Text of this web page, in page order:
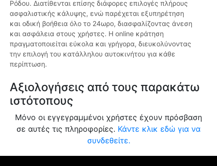
Ρόδου. Διατίθενται επίσης διάφορες επιλογές πλήρους
ασφαλιστικής κάλυψης, ενώ παρέχεται εξυπηρέτηση
και οδική βοήθεια όλο το 24ωρο, διασφαλίζοντας άνεση
και ασφάλεια στους χρήστες. Η online κράτηση
πραγματοποιείται εύκολα και γρήγορα, διευκολύνοντας
την επιλογή του κατάλληλου αυτοκινήτου για κάθε
περίπτωση.
Αξιολογήσεις από τους παρακάτω
ιστότοπους
Μόνο οι εγγεγραμμένοι χρήστες έχουν πρόσβαση
σε αυτές τις πληροφορίες. Κάντε κλικ εδώ για να
συνδεθείτε.